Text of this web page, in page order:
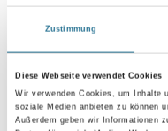
Zustimmung
Diese Webseite verwendet Cookies
Wir verwenden Cookies, um Inhalte
soziale Medien anbieten zu können
Außerdem geben wir Informationen
Länge in centimeter
Breite in centimeter